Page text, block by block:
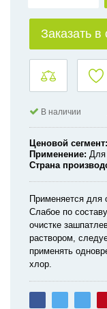
Заказать в
В наличии
Ценовой сегмент
Применение Для
Страна
Применяется для
Слабое по
очистке
раствором,
применять
хлор.